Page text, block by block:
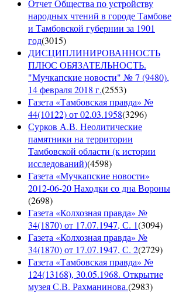
Отчет Общества по устройству
народных чтений в городе Тамбове
и Тамбовской губернии за 1901
год(3015)
ДИСЦИПЛИНИРОВАННОСТЬ
ПЛЮС ОБЯЗАТЕЛЬНОСТЬ.
"Мучкапские новости" № 7 (9480),
14 февраля 2018 г.(2553)
Газета «Тамбовская правда» №
44(10122) от 02.03.1958(3296)
Сурков А.В. Неолитические
памятники на территории
Тамбовской области (к истории
исследований)(4598)
Газета «Мучкапские новости»
2012-06-20 Находки со дна Вороны
(2698)
Газета «Колхозная правда» №
34(1870) от 17.07.1947, С. 1(3094)
Газета «Колхозная правда» №
34(1870) от 17.07.1947, С. 2(2729)
Газета «Тамбовская правда» №
124(13168), 30.05.1968. Открытие
музея С.В. Рахманинова.(2983)